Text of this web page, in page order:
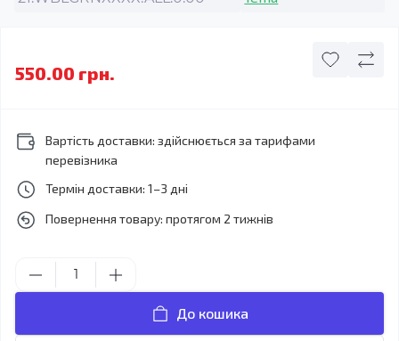
550.00 грн.
Вартість доставки: здійснюється за тарифами
перевізника
Термін доставки: 1–3 дні
Повернення товару: протягом 2 тижнів
До кошика